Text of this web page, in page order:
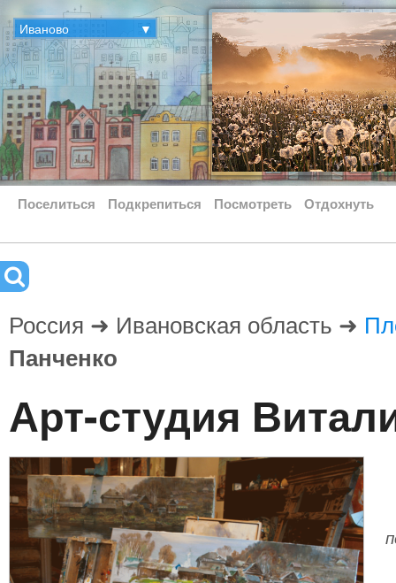
Иваново ▼
Поселиться Подкрепиться Посмотреть Отдохнуть
Россия ➜ Ивановская область ➜
Панченко
Арт-студия